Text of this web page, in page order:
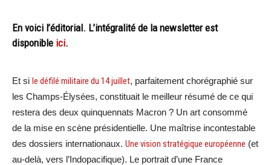
En voici l’éditorial. L’intégralité de la newsletter est
disponible ici.
Et si le défilé militaire du 14 juillet, parfaitement chorégraphié sur
les Champs-Élysées, constituait le meilleur résumé de ce qui
restera des deux quinquennats Macron ? Un art consommé
de la mise en scène présidentielle. Une maîtrise incontestable
des dossiers internationaux. Une vision stratégique européenne (et
au-delà, vers l’Indopacifique). Le portrait d’une France